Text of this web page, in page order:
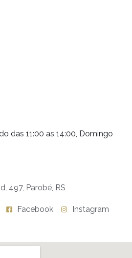
das 11:00 as 14:00, Domingo
497, Parobé, RS
Facebook
Instagram